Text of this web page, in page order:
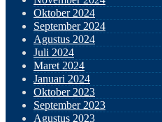
Oktober 2024
September 2024
Agustus 2024
Juli 2024
Maret 2024
Januari 2024
Oktober 2023
September 2023
Agustus 2023